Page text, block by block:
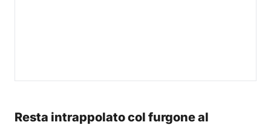
Resta intrappolato col furgone al